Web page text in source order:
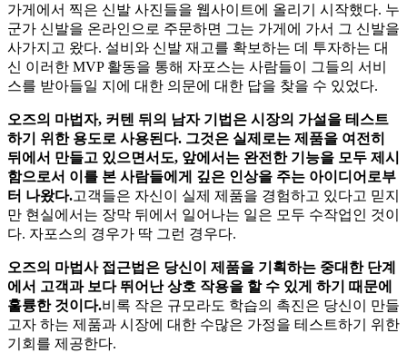
가게에서 찍은 신발 사진들을 웹사이트에 올리기 시작했다. 누
군가 신발을 온라인으로 주문하면 그는 가게에 가서 그 신발을
사가지고 왔다. 설비와 신발 재고를 확보하는 데 투자하는 대
신 이러한 MVP 활동을 통해 자포스는 사람들이 그들의 서비
스를 받아들일 지에 대한 의문에 대한 답을 찾을 수 있었다.
오즈의 마법자, 커텐 뒤의 남자 기법은 시장의 가설을 테스트
하기 위한 용도로 사용된다. 그것은 실제로는 제품을 여전히
뒤에서 만들고 있으면서도, 앞에서는 완전한 기능을 모두 제시
함으로서 이를 본 사람들에게 깊은 인상을 주는 아이디어로부
터 나왔다.고객들은 자신이 실제 제품을 경험하고 있다고 믿지
만 현실에서는 장막 뒤에서 일어나는 일은 모두 수작업인 것이
다. 자포스의 경우가 딱 그런 경우다.
오즈의 마법사 접근법은 당신이 제품을 기획하는 중대한 단계
에서 고객과 보다 뛰어난 상호 작용을 할 수 있게 하기 때문에
훌륭한 것이다.비록 작은 규모라도 학습의 촉진은 당신이 만들
고자 하는 제품과 시장에 대한 수많은 가정을 테스트하기 위한
기회를 제공한다.